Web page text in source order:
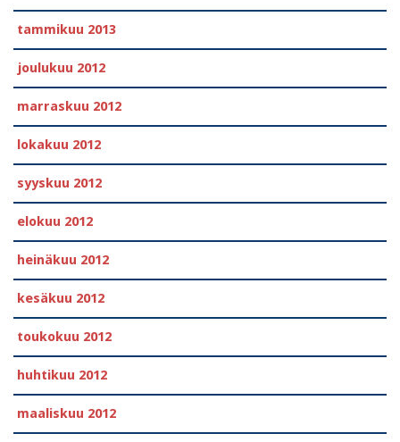
tammikuu 2013
joulukuu 2012
marraskuu 2012
lokakuu 2012
syyskuu 2012
elokuu 2012
heinäkuu 2012
kesäkuu 2012
toukokuu 2012
huhtikuu 2012
maaliskuu 2012